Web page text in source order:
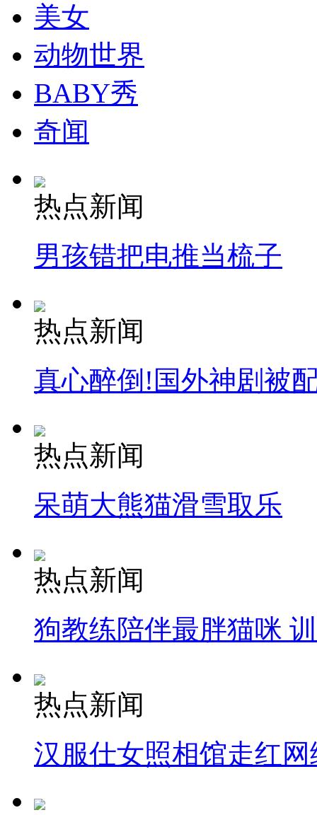
纽约上演“枕头大战”
司机酒驾遇交警 急速倒车逃窜
美女
动物世界
BABY秀
奇闻
热点新闻
男孩错把电推当梳子
热点新闻
真心醉倒!国外神剧被
热点新闻
呆萌大熊猫滑雪取乐
热点新闻
狗教练陪伴最胖猫咪
热点新闻
汉服仕女照相馆走红网